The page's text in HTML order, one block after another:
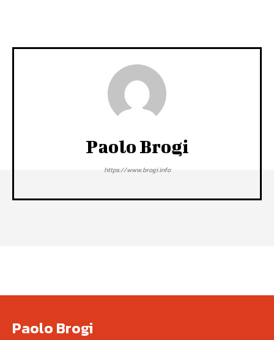
Paolo Brogi
https://www.brogi.info
Paolo Brogi